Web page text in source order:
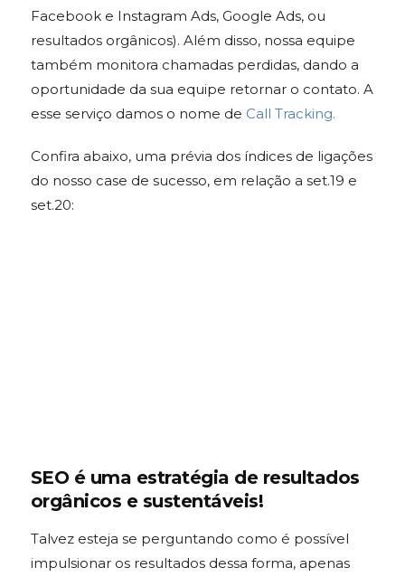
Facebook e Instagram Ads, Google Ads, ou
resultados orgânicos). Além disso, nossa equipe
também monitora chamadas perdidas, dando a
oportunidade da sua equipe retornar o contato. A
esse serviço damos o nome de Call Tracking.
Confira abaixo, uma prévia dos índices de ligações
do nosso case de sucesso, em relação a set.19 e
set.20:
SEO é uma estratégia de resultados
orgânicos e sustentáveis!
Talvez esteja se perguntando como é possível
impulsionar os resultados dessa forma, apenas